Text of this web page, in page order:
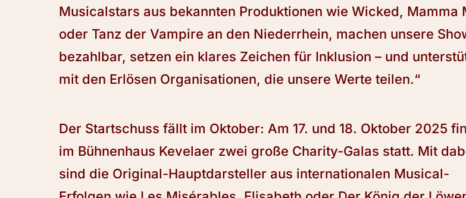
Musicalstars aus bekannten Produktionen wie Wicked, Mamma
oder Tanz der Vampire an den Niederrhein, machen unsere
bezahlbar, setzen ein klares Zeichen für Inklusion – und
mit den Erlösen Organisationen, die unsere Werte teilen.“
Der Startschuss fällt im Oktober: Am 17. und 18. Oktober 2025
im Bühnenhaus Kevelaer zwei große Charity-Galas statt. Mit
sind die Original-Hauptdarsteller aus internationalen Musical-